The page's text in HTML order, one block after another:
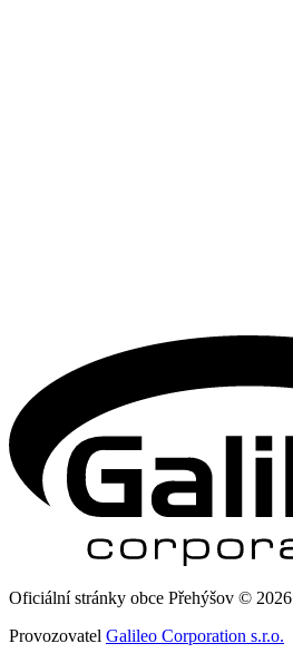
Oficiální stránky obce Přehýšov © 2026
Provozovatel Galileo Corporation s.r.o.